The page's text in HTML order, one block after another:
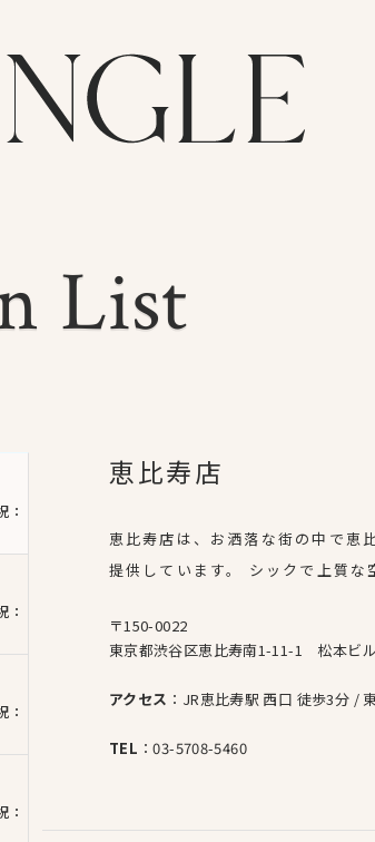
List
List
：
：
：
：
恵比寿店
恵比寿店は、お洒落な街の中で恵
提供しています。 シックで上質な
〒150-0022
東京都渋谷区恵比寿南1-11-1 松本ビ
アクセス ：JR恵比寿駅 西口 徒歩3分 /
TEL ：03-5708-5460